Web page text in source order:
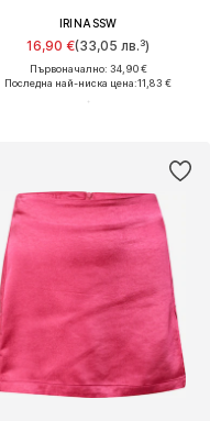
IRINASSW
16,90 €(33,05 лв.³)
Първоначално: 34,90 €
Последна най-ниска цена:11,83 €